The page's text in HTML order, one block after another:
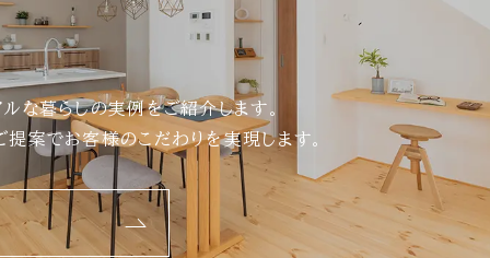
な暮らしの実例をご紹介します。
案でお客様のこだわりを実現します。